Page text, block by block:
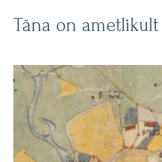
Täna on